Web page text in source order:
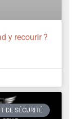
y recourir ?
DE SÉCURITÉ